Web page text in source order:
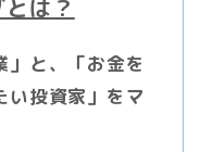
は？
」と、「お金を
い投資家」をマ